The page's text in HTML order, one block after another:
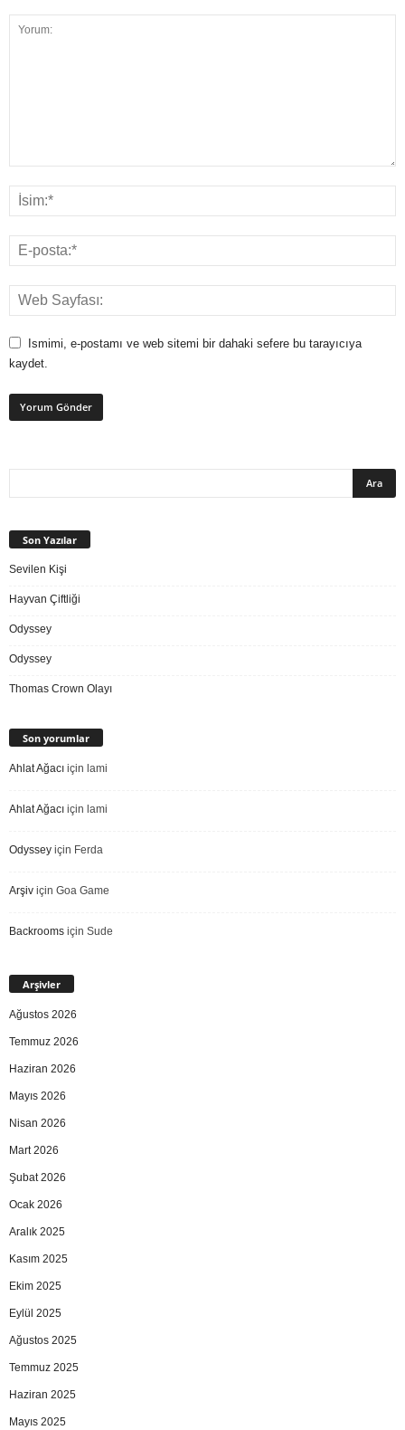
Ismimi, e-postamı ve web sitemi bir dahaki sefere bu tarayıcıya
kaydet.
Son Yazılar
Sevilen Kişi
Hayvan Çiftliği
Odyssey
Odyssey
Thomas Crown Olayı
Son yorumlar
Ahlat Ağacı için lami
Ahlat Ağacı için lami
Odyssey için Ferda
Arşiv için Goa Game
Backrooms için Sude
Arşivler
Ağustos 2026
Temmuz 2026
Haziran 2026
Mayıs 2026
Nisan 2026
Mart 2026
Şubat 2026
Ocak 2026
Aralık 2025
Kasım 2025
Ekim 2025
Eylül 2025
Ağustos 2025
Temmuz 2025
Haziran 2025
Mayıs 2025